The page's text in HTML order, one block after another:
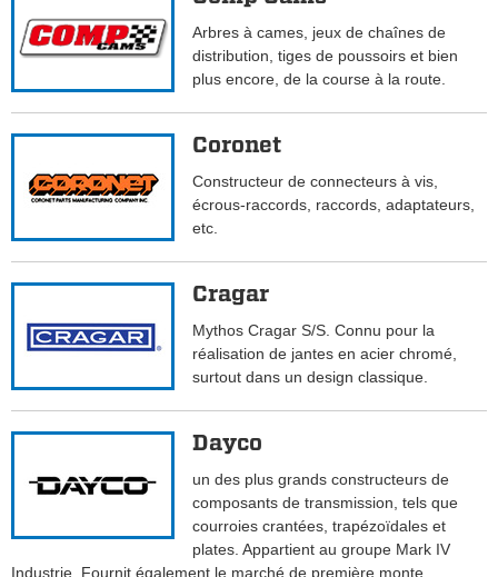
Arbres à cames, jeux de chaînes de
distribution, tiges de poussoirs et bien
plus encore, de la course à la route.
Coronet
Constructeur de connecteurs à vis,
écrous-raccords, raccords, adaptateurs,
etc.
Cragar
Mythos Cragar S/S. Connu pour la
réalisation de jantes en acier chromé,
surtout dans un design classique.
Dayco
un des plus grands constructeurs de
composants de transmission, tels que
courroies crantées, trapézoïdales et
plates. Appartient au groupe Mark IV
Industrie. Fournit également le marché de première monte.